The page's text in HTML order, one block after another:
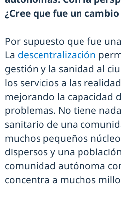
¿Cree que fue un
Por supuesto que fue
La descentralización
gestión y la sanidad al
los servicios a las
mejorando la capacidad
problemas. No tiene
sanitario de una
muchos pequeños
dispersos y una
comunidad autónoma
concentra a muchos